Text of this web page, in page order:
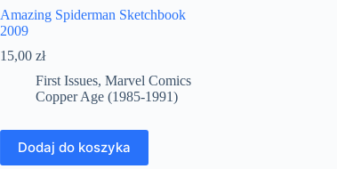
Amazing Spiderman Sketchbook
2009
15,00 zł
First Issues, Marvel Comics
Copper Age (1985-1991)
Dodaj do koszyka